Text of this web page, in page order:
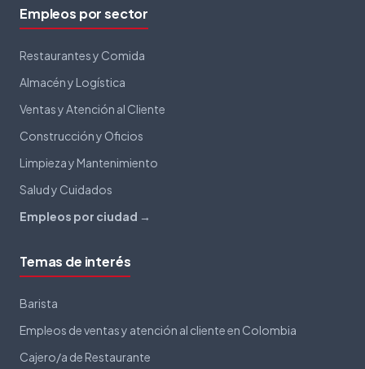
Empleos por sector
Restaurantes y Comida
Almacén y Logística
Ventas y Atención al Cliente
Construcción y Oficios
Limpieza y Mantenimiento
Salud y Cuidados
Empleos por ciudad →
Temas de interés
Barista
Empleos de ventas y atención al cliente en Colombia
Cajero/a de Restaurante